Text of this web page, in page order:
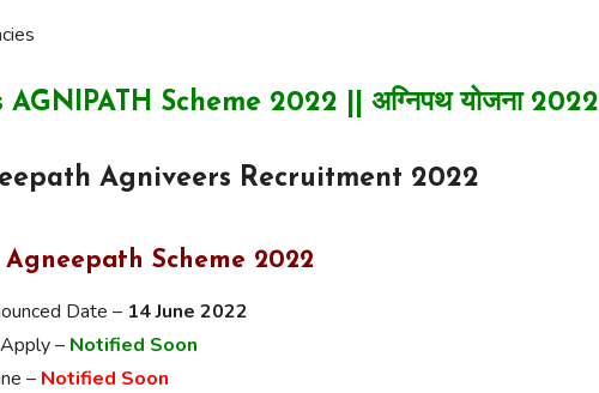
Scheme 2022 || अग्निपथ योजना 2022
Agniveers Recruitment 2022
Scheme 2022
Date – 14 June 2022
– Notified Soon
– Notified Soon